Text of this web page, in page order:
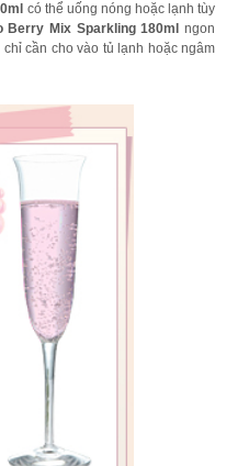
có thể uống nóng hoặc lạnh tùy
Berry Mix Sparkling 180ml
ngon
cần cho vào tủ lạnh hoặc ngâm